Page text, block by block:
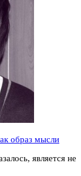
образ мысли
является не